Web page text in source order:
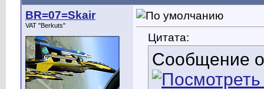
BR=07=Skair
VAT "Berkuts"
Цитата:
Сообщение